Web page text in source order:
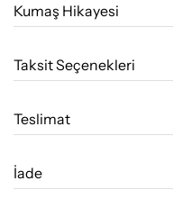
Kumaş Hikayesi
Taksit Seçenekleri
Teslimat
İade